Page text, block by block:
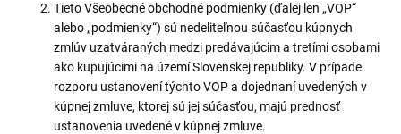
Tieto Všeobecné obchodné podmienky (ďalej len „VOP“
alebo „podmienky“) sú nedeliteľnou súčasťou kúpnych
zmlúv uzatváraných medzi predávajúcim a tretími osobami
ako kupujúcimi na území Slovenskej republiky. V prípade
rozporu ustanovení týchto VOP a dojednaní uvedených v
kúpnej zmluve, ktorej sú jej súčasťou, majú prednosť
ustanovenia uvedené v kúpnej zmluve.